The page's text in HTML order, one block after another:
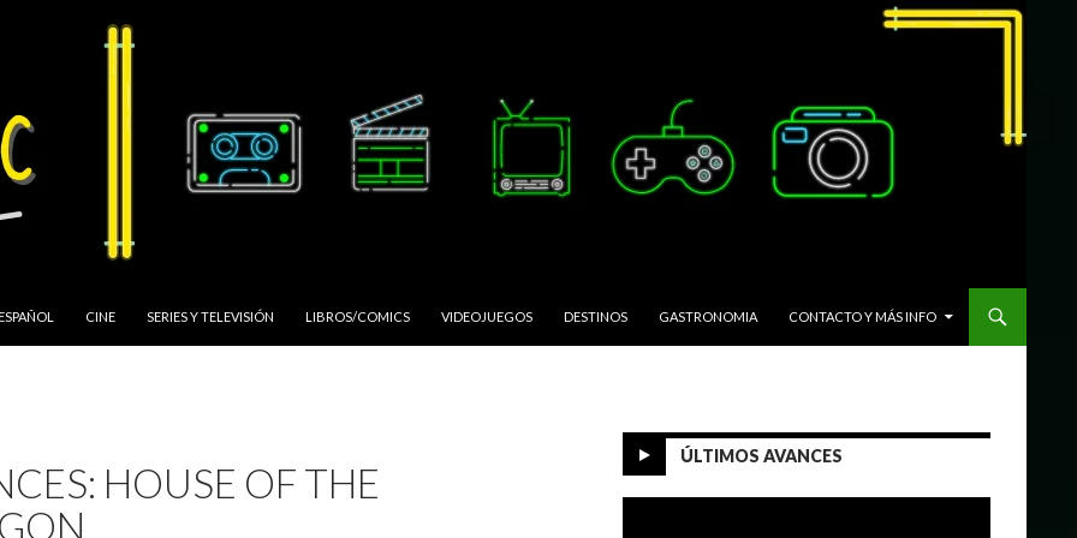
CINE SERIES Y TELEVISIÓN LIBROS/COMICS VIDEOJUEGOS DESTINOS GASTRONOMIA CONTACTO Y MÁS INFO
HOUSE OF THE
ÚLTIMOS AVANCES